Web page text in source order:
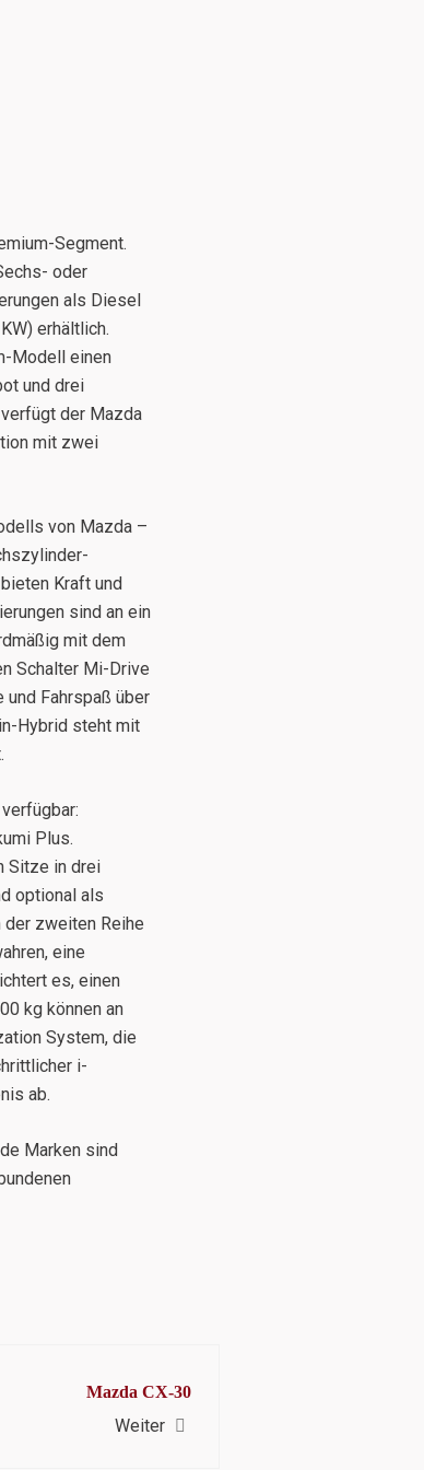
Segment.
oder
als Diesel
erhältlich.
Modell einen
und drei
der Mazda
mit zwei
von Mazda –
Kraft und
sind an ein
mit dem
Schalter Mi-Drive
Fahrspaß über
Hybrid steht mit
Plus.
Sitze in drei
optional als
zweiten Reihe
eine
es, einen
kg können an
System, die
i-
ab.
Marken sind
Mazda CX-30
Weiter